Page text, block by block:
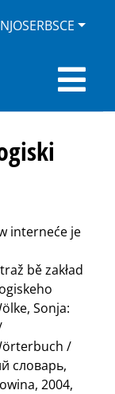
interneće je
bě zakład
Sonja:
/
словарь,
2004,